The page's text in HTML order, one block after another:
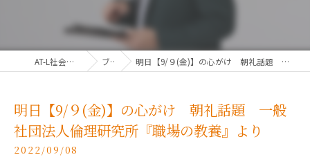
AT-L社会保険労務士法人 ブログ 明日【9/９(金)】の心がけ 朝礼話題 一般社団法人倫理研究所『職場の教養』より
明日【9/９(金)】の心がけ 朝礼話題 一般
社団法人倫理研究所『職場の教養』より
2022/09/08